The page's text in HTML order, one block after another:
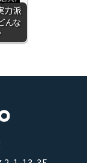
力派
んな